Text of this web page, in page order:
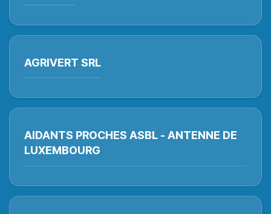
AGRIVERT SRL
AIDANTS PROCHES ASBL - ANTENNE DE
LUXEMBOURG